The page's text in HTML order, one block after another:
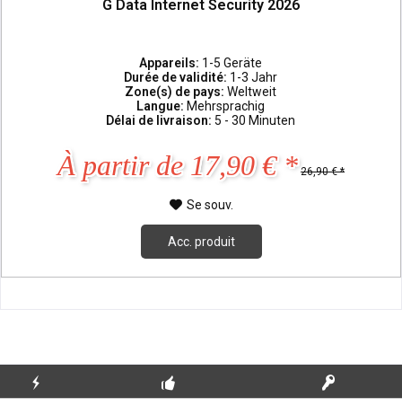
G Data Internet Security 2026
Appareils: 1-5 Geräte
Durée de validité: 1-3 Jahr
Zone(s) de pays:Weltweit
Langue:Mehrsprachig
Délai de livraison: 5 - 30 Minuten
À partir de 17,90 € * 26,90 € *
Se souv.
Acc. produit